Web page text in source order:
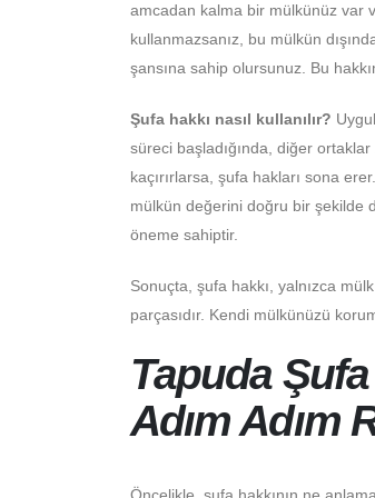
amcadan kalma bir mülkünüz var
kullanmazsanız, bu mülkün
şansına sahip olursunuz. Bu
Şufa hakkı nasıl kullanılır?
süreci başladığında, diğer
kaçırırlarsa, şufa hakları sona
mülkün değerini doğru bir şekilde
öneme sahiptir.
Sonuçta, şufa hakkı, yalnızca
parçasıdır. Kendi mülkünüzü
Tapuda Şufa
Adım Adım